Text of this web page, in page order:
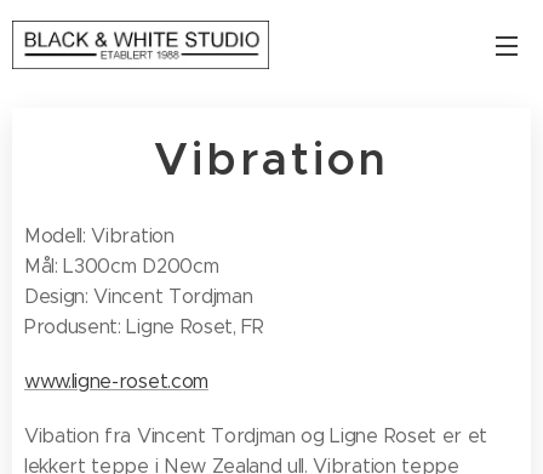
Vibration
Modell: Vibration
Mål: L300cm D200cm
Design: Vincent Tordjman
Produsent: Ligne Roset, FR
www.ligne-roset.com
Vibation fra Vincent Tordjman og Ligne Roset er et
lekkert teppe i New Zealand ull. Vibration teppe